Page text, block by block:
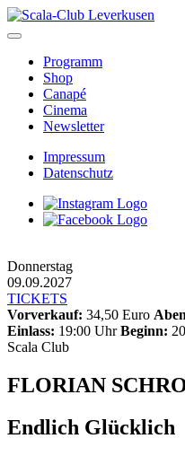
Skip
to
Programm
Shop
Canapé
Cinema
Newsletter
Impressum
Datenschutz
Donnerstag
09.09.2027
TICKETS
Vorverkauf: 34,50 Euro
Einlass: 19:00 UhrBeginn:
Scala Club
FLORIAN
Endlich Glücklich